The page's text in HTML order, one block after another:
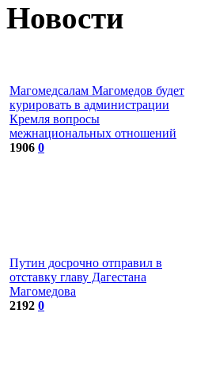
Новости
Магомедсалам Магомедов будет
курировать в администрации
Кремля вопросы
межнациональных отношений
1906 0
Путин досрочно отправил в
отставку главу Дагестана
Магомедова
2192 0